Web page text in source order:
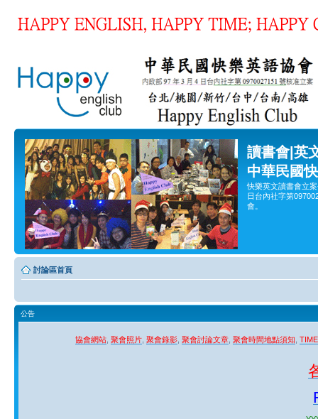
讀書會|英
中華民國
快樂英文讀書會立
日台內社字第
會。
討論區首頁
公告
協會網站 聚會照片 聚會錄影 聚會討論文章 聚會時間地點須知